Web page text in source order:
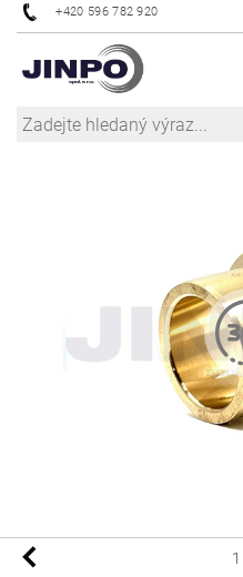
+420 596 782 920
1